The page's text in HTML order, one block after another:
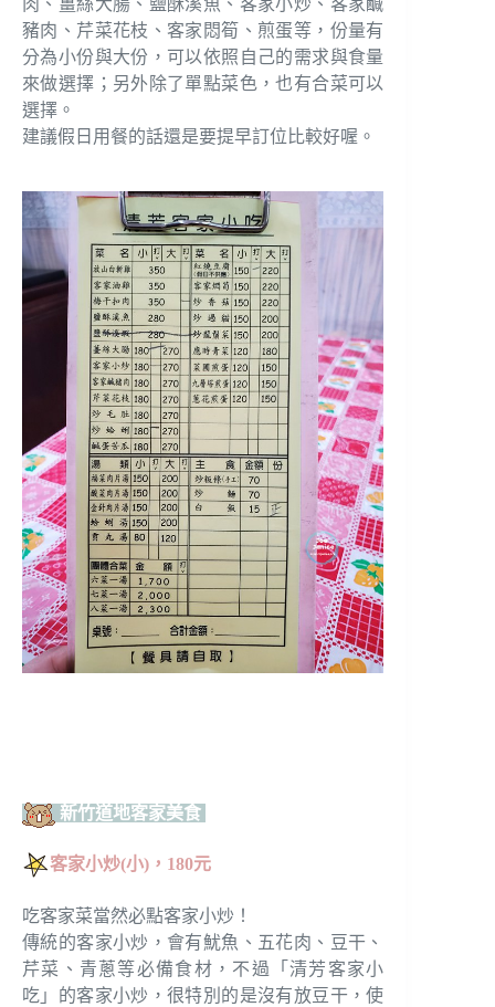
豬肉、芹菜花枝、客家悶筍、煎蛋等，份量有
分為小份與大份，可以依照自己的需求與食量
來做選擇；另外除了單點菜色，也有合菜可以
選擇。
建議假日用餐的話還是要提早訂位比較好喔。
新竹道地客家美食
客家小炒(小)，180元
吃客家菜當然必點客家小炒！
傳統的客家小炒，會有魷魚、五花肉、豆干、
芹菜、青蔥等必備食材，不過「清芳客家小
吃」的客家小炒，很特別的是沒有放豆干，使